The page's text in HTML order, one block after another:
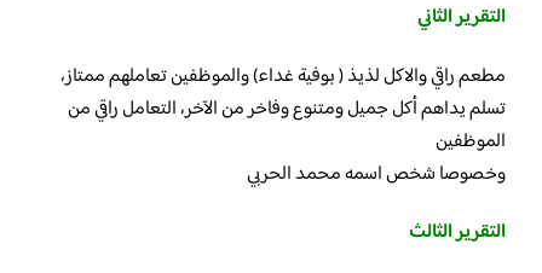
التقرير الثاني
مطعم راقي والاكل لذيذ ( بوفية غداء) والموظفين تعاملهم ممتاز،
تسلم يداهم أكل جميل ومتنوع وفاخر من الآخر، التعامل راقي من
الموظفين
وخصوصا شخص اسمه محمد الحربي
التقرير الثالث